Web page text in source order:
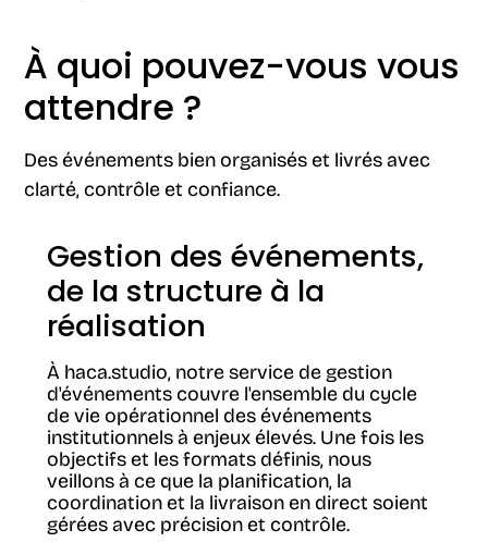
À quoi pouvez-vous vous
attendre ?
Des événements bien organisés et livrés avec
clarté, contrôle et confiance.
Gestion des événements,
de la structure à la
réalisation
À haca.studio, notre service de gestion
d'événements couvre l'ensemble du cycle
de vie opérationnel des événements
institutionnels à enjeux élevés. Une fois les
objectifs et les formats définis, nous
veillons à ce que la planification, la
coordination et la livraison en direct soient
gérées avec précision et contrôle.